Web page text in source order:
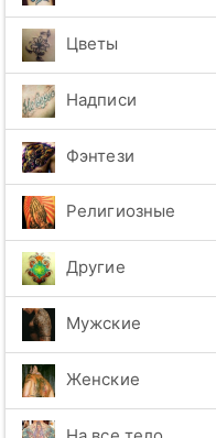
Цветы
Надписи
Фэнтези
Религиозные
Другие
Мужские
Женские